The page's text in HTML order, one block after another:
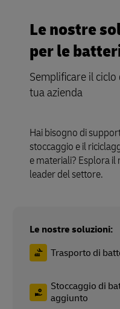
Le nostre
per le
Semplificare il
tua azienda
Hai bisogno di
stoccaggio e il
e materiali? Esplora
leader del settore.
Le nostre soluzioni:
Trasporto di
Stoccaggio di
aggiunto